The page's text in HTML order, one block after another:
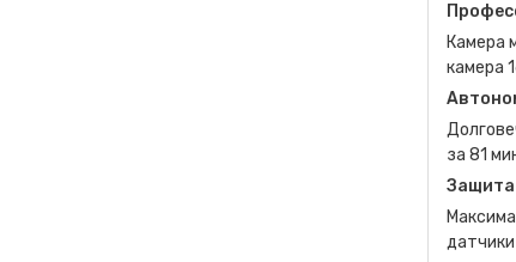
Камера
камера
за 81
Защита